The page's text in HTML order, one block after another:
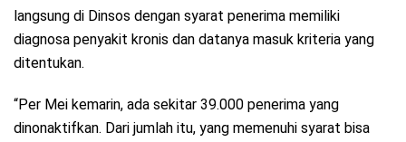
langsung di Dinsos dengan syarat penerima memiliki
diagnosa penyakit kronis dan datanya masuk kriteria yang
ditentukan.
“Per Mei kemarin, ada sekitar 39.000 penerima yang
dinonaktifkan. Dari jumlah itu, yang memenuhi syarat bisa